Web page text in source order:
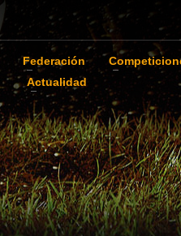
Federación
Actualidad